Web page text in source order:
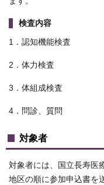
検査内容
1．認知機能検査
2．体力検査
3．体組成検査
4．問診、質問
対象者
対象者には、国立長寿医
地区の順に参加申込書を